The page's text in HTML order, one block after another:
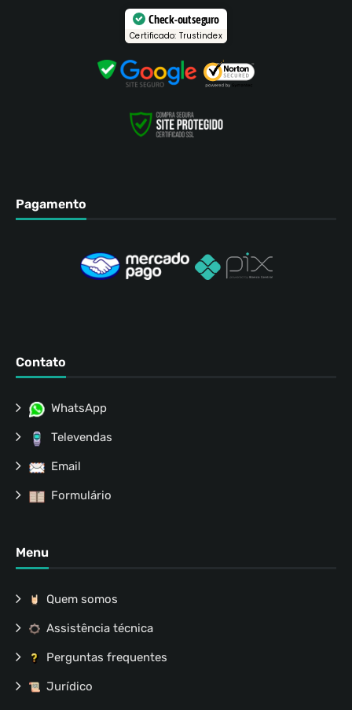
Check-out seguro
Certificado: Trustindex
Pagamento
Contato
WhatsApp
Televendas
Email
Formulário
Menu
Quem somos
Assistência técnica
Perguntas frequentes
Jurídico